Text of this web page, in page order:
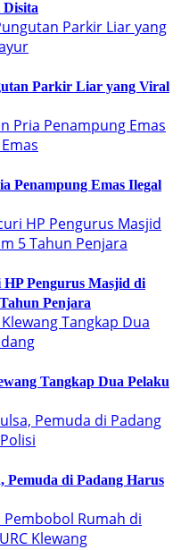
Disita
Parkir Liar yang Viral
Penampung Emas Ilegal
Pengurus Masjid di
Penjara
Tangkap Dua Pelaku
Pemuda di Padang Harus